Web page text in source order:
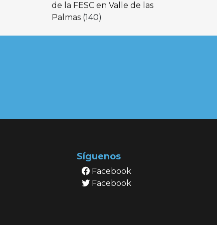
de la FESC en Valle de las
Palmas (140)
Síguenos
Facebook
Facebook